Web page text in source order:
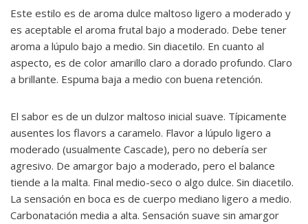
Este estilo es de aroma dulce maltoso ligero a moderado y
es aceptable el aroma frutal bajo a moderado. Debe tener
aroma a lúpulo bajo a medio. Sin diacetilo. En cuanto al
aspecto, es de color amarillo claro a dorado profundo. Claro
a brillante. Espuma baja a medio con buena retención.
El sabor es de un dulzor maltoso inicial suave. Típicamente
ausentes los flavors a caramelo. Flavor a lúpulo ligero a
moderado (usualmente Cascade), pero no debería ser
agresivo. De amargor bajo a moderado, pero el balance
tiende a la malta. Final medio-seco o algo dulce. Sin diacetilo.
La sensación en boca es de cuerpo mediano ligero a medio.
Carbonatación media a alta. Sensación suave sin amargor